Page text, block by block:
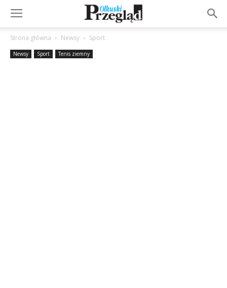
Strona główna Newsy Sport
Newsy Sport Tenis ziemny